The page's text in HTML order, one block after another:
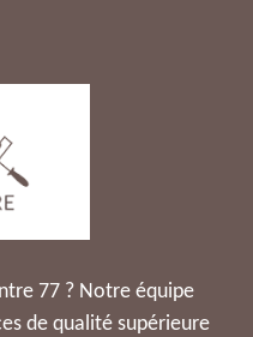
77 ? Notre équipe
de qualité supérieure